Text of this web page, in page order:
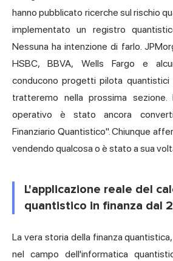
hanno pubblicato ricerche sul rischio
implementato un registro
Nessuna ha intenzione di farlo.
HSBC, BBVA, Wells Fargo e
conducono progetti pilota
tratteremo nella prossima sezione.
operativo è stato ancora
Finanziario Quantistico". Chiunque
vendendo qualcosa o è stato a sua
L'applicazione reale del
quantistico in finanza dal
La vera storia della finanza
nel campo dell'informatica